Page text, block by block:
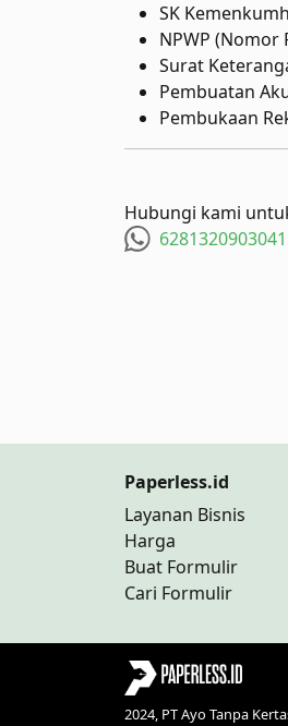
SK
NPWP (Nomor
Surat
Pembuatan
Pembukaan
Hubungi kami
6281320903041
Paperless.id
Layanan Bisnis
Harga
Buat Formulir
Cari Formulir
2024, PT Ayo Tanpa